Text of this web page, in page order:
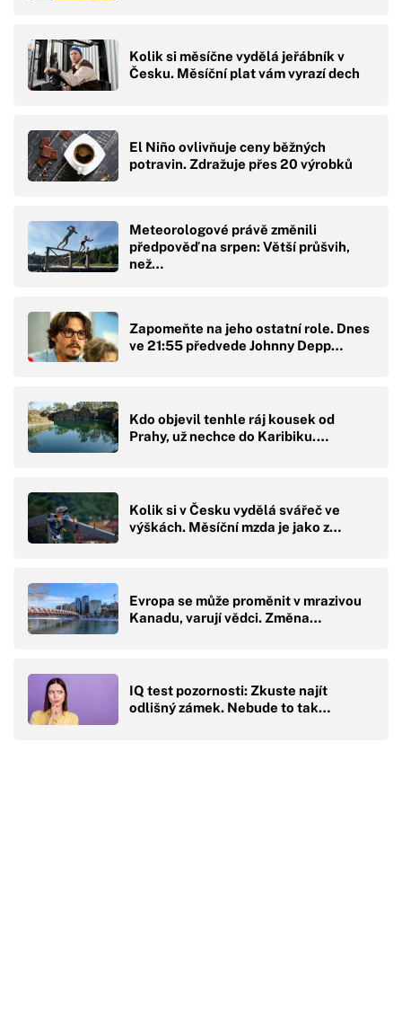
Kolik si měsíčne vydělá jeřábník v
Česku. Měsíční plat vám vyrazí dech
El Niño ovlivňuje ceny běžných
potravin. Zdražuje přes 20 výrobků
Meteorologové právě změnili
předpověď na srpen: Větší průšvih,
než…
Zapomeňte na jeho ostatní role. Dnes
ve 21:55 předvede Johnny Depp…
Kdo objevil tenhle ráj kousek od
Prahy, už nechce do Karibiku.…
Kolik si v Česku vydělá svářeč ve
výškách. Měsíční mzda je jako z…
Evropa se může proměnit v mrazivou
Kanadu, varují vědci. Změna…
IQ test pozornosti: Zkuste najít
odlišný zámek. Nebude to tak…